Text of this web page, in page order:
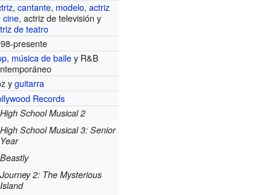
,cantante, modelo,actriz
cine, actriz de televisión y
de teatro
presente
, música de bailey R&B
yguitarra
Records
High School Musical 2
High School Musical 3: Senior
Year
Beastly
Journey 2: The Mysterious
Island